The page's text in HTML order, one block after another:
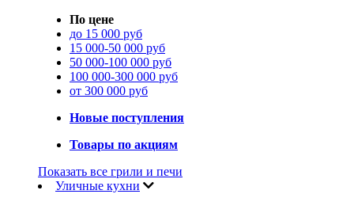
По цене
до 15 000 руб
15 000-50 000 руб
50 000-100 000 руб
100 000-300 000 руб
от 300 000 руб
Новые поступления
Товары по акциям
Показать все грили и печи
Уличные кухни